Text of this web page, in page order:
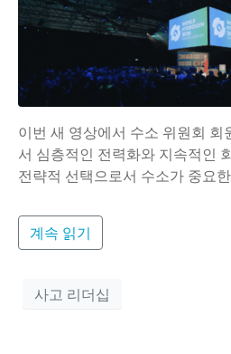
이번 새 영상에서 수소 위원회 회
서 심층적인 전력화와 지속적인
전략적 선택으로서 수소가 중요
계속 읽기
사고 리더십